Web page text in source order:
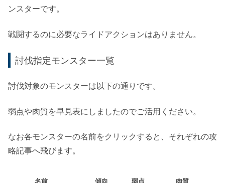
ンスターです。
戦闘するのに必要なライドアクションはありません。
討伐指定モンスター一覧
討伐対象のモンスターは以下の通りです。
弱点や肉質を早見表にしましたのでご活用ください。
なお各モンスターの名前をクリックすると、それぞれの攻
略記事へ飛びます。
名前 傾向 弱点 肉質